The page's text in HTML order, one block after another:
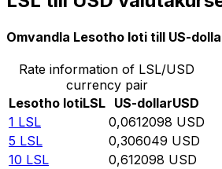
Omvandla Lesotho loti till US-
Rate information of LSL/USD
currency pair
Lesotho lotiLSL US-dollarUSD
1 LSL 0,0612098 USD
5 LSL 0,306049 USD
10 LSL 0,612098 USD